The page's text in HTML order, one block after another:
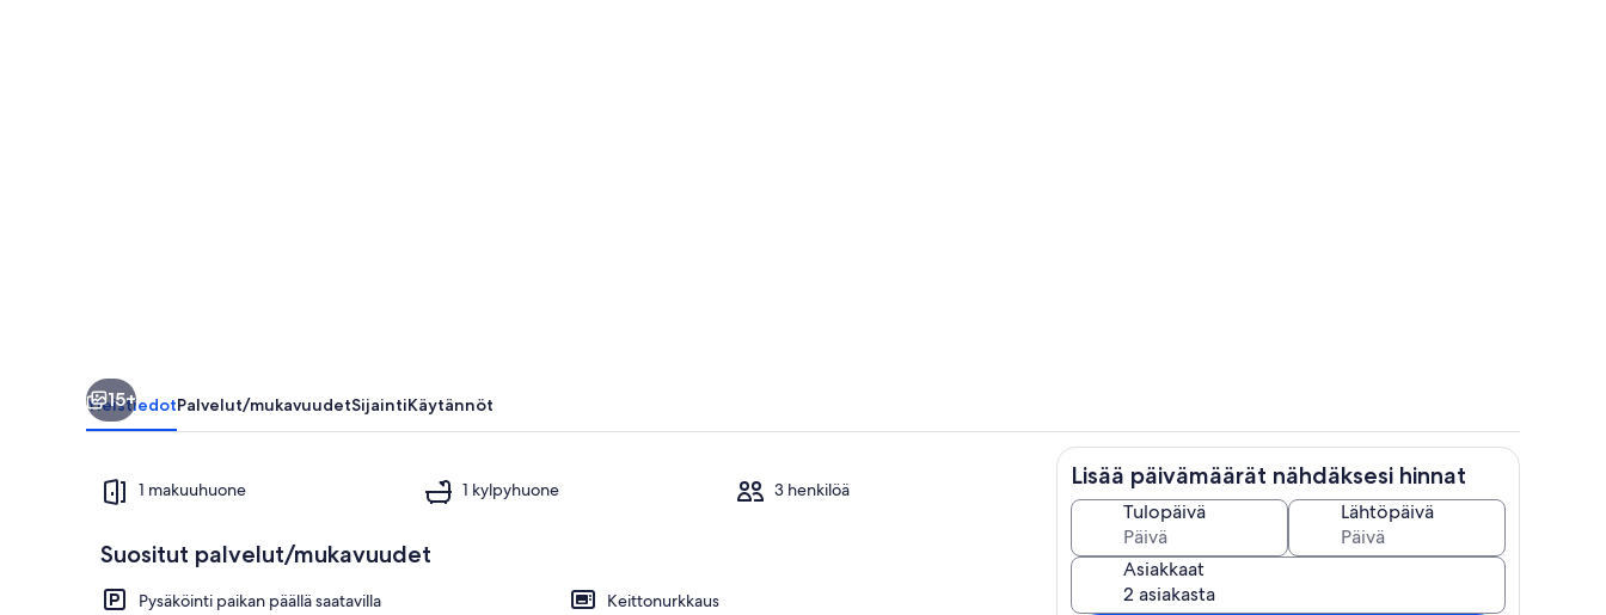
Ruokailu
15+
YleistiedotPalvelut/mukavuudetSijaintiKäytännöt
1 makuuhuone 1 kylpyhuone 3 henkilöä
Suositut palvelut/mukavuudet
Pysäköinti paikan päällä saatavilla
Keittonurkkaus
Lisää päivämäärät nähdäksesi hinnat
Tulopäivä Lähtöpäivä
Asiakkaat